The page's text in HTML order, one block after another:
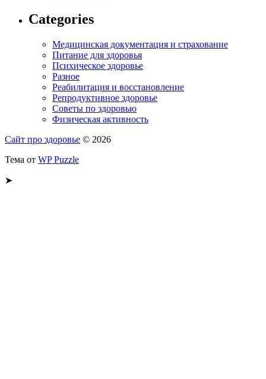
Categories
Медицинская документация и страхование
Питание для здоровья
Психическое здоровье
Разное
Реабилитация и восстановление
Репродуктивное здоровье
Советы по здоровью
Физическая активность
Сайт про здоровье © 2026
Тема от WP Puzzle
➤